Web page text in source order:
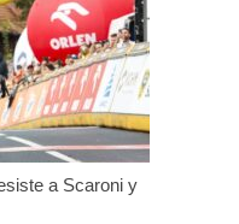
a Scaroni y